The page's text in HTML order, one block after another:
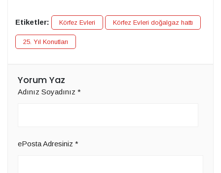
Etiketler: Körfez Evleri Körfez Evleri doğalgaz hattı
25. Yıl Konutları
Yorum Yaz
Adınız Soyadınız *
ePosta Adresiniz *